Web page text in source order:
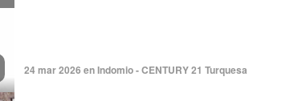
24 mar 2026 en Indomio - CENTURY 21 Turquesa